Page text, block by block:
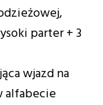
parter + 3
wjazd na
alfabecie